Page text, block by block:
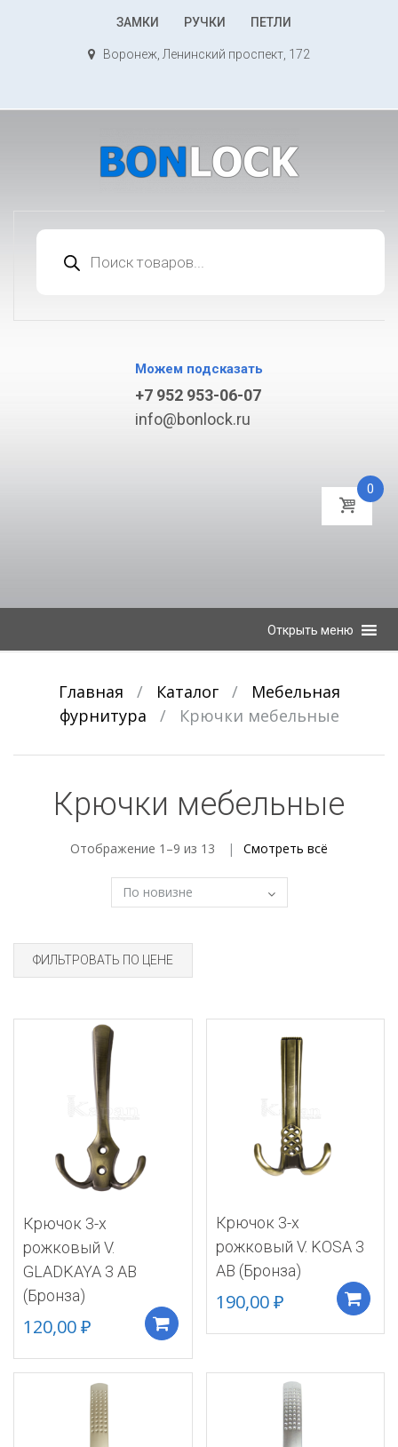
К
ЗАМКИ РУЧКИ ПЕТЛИ
Воронеж, Ленинский проспект, 172
товаров
Можем подсказать
+7 952 953-06-07
info@bonlock.ru
0
Открыть меню
Главная / Каталог /
Мебельная
фурнитура
/ Крючки мебельные
Крючки мебельные
Отображение 1–9 из 13 Смотреть всё
ФИЛЬТРОВАТЬ ПО ЦЕНЕ
Крючок 3-х
рожковый V.
GLADKAYA 3 АВ
(Бронза)
120,00₽
Крючок 3-х
рожковый V. KOSA 3
AB (Бронза)
190,00₽